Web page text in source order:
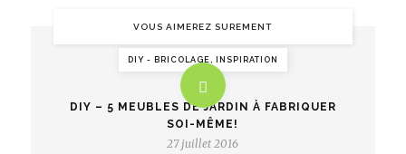
VOUS AIMEREZ SUREMENT
DIY - BRICOLAGE, INSPIRATION
DIY – 5 MEUBLES DE JARDIN À FABRIQUER
SOI-MÊME!
27 juillet 2016